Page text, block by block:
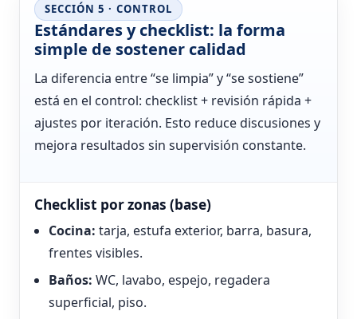
SECCIÓN 5 · CONTROL
Estándares y checklist: la forma
simple de sostener calidad
La diferencia entre “se limpia” y “se sostiene”
está en el control: checklist + revisión rápida +
ajustes por iteración. Esto reduce discusiones y
mejora resultados sin supervisión constante.
Checklist por zonas (base)
Cocina: tarja, estufa exterior, barra, basura,
frentes visibles.
Baños: WC, lavabo, espejo, regadera
superficial, piso.